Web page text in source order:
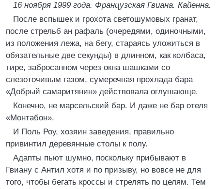
16 ноября 1999 года. Французская Гвиана. Кайенна.
После вспышек и грохота светошумовых гранат,
после стрельб ан рафаль (очередями, одиночными,
из положения лежа, на бегу, стараясь уложиться в
обязательные две секунды) в длинном, как колбаса,
тире, забросанном через окна шашками со
слезоточивым газом, сумеречная прохлада бара
«Добрый самаритянин» действовала оглушающе.
Конечно, не марсельский бар. И даже не бар отеля
«Монтабон».
И Поль Роу, хозяин заведения, правильно
привинтил деревянные столы к полу.
Адапты пьют шумно, поскольку прибывают в
Гвиану с Антил хотя и по призыву, но вовсе не для
того, чтобы бегать кроссы и стрелять по целям. Тем